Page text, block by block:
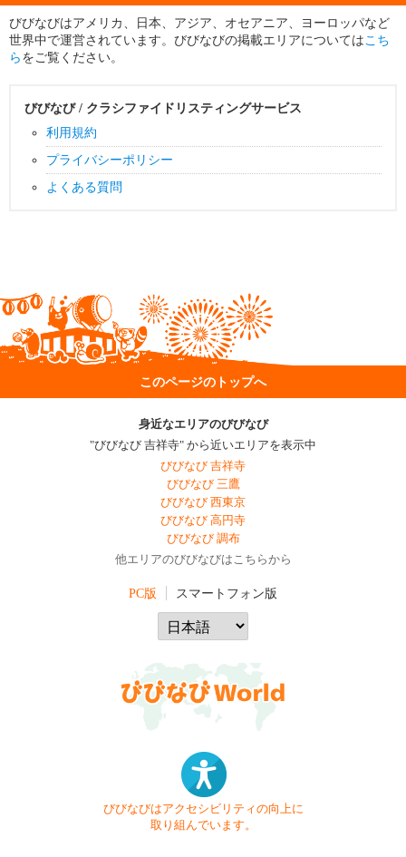
びびなびはアメリカ、日本、アジア、オセアニア、ヨーロッパなど
世界中で運営されています。びびなびの掲載エリアについては こち
ら をご覧ください。
びびなび / クラシファイドリスティングサービス
利用規約
プライバシーポリシー
よくある質問
このページのトップへ
身近なエリアのびびなび
"びびなび 吉祥寺" から近いエリアを表示中
びびなび 吉祥寺
びびなび 三鷹
びびなび 西東京
びびなび 高円寺
びびなび 調布
他エリアのびびなびはこちらから
PC版 スマートフォン版
びびなびはアクセシビリティの向上に
取り組んでいます。